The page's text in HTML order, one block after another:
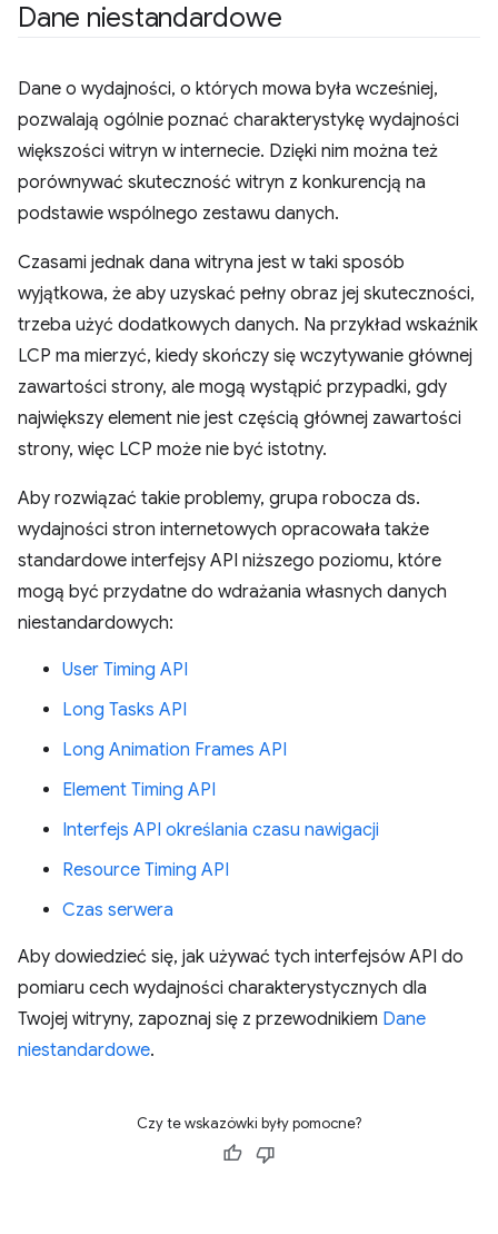
Dane niestandardowe
Dane o wydajności, o których mowa była wcześniej,
pozwalają ogólnie poznać charakterystykę wydajności
większości witryn w internecie. Dzięki nim można też
porównywać skuteczność witryn z konkurencją na
podstawie wspólnego zestawu danych.
Czasami jednak dana witryna jest w taki sposób
wyjątkowa, że aby uzyskać pełny obraz jej skuteczności,
trzeba użyć dodatkowych danych. Na przykład wskaźnik
LCP ma mierzyć, kiedy skończy się wczytywanie głównej
zawartości strony, ale mogą wystąpić przypadki, gdy
największy element nie jest częścią głównej zawartości
strony, więc LCP może nie być istotny.
Aby rozwiązać takie problemy, grupa robocza ds.
wydajności stron internetowych opracowała także
standardowe interfejsy API niższego poziomu, które
mogą być przydatne do wdrażania własnych danych
niestandardowych:
User Timing API
Long Tasks API
Long Animation Frames API
Element Timing API
Interfejs API określania czasu nawigacji
Resource Timing API
Czas serwera
Aby dowiedzieć się, jak używać tych interfejsów API do
pomiaru cech wydajności charakterystycznych dla
Twojej witryny, zapoznaj się z przewodnikiem Dane
niestandardowe.
Czy te wskazówki były pomocne?